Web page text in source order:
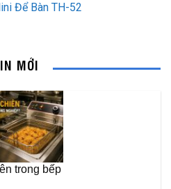
Để Bàn TH-52
MỚI
trong bếp